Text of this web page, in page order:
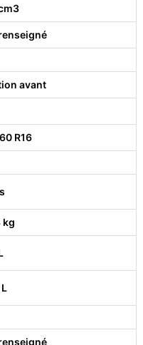
avant
R16
kg